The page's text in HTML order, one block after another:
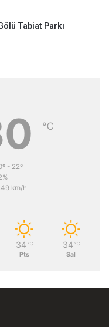
Tabiat Parkı
℃
- 22º
km/h
34 ℃
Pts
34 ℃
Sal